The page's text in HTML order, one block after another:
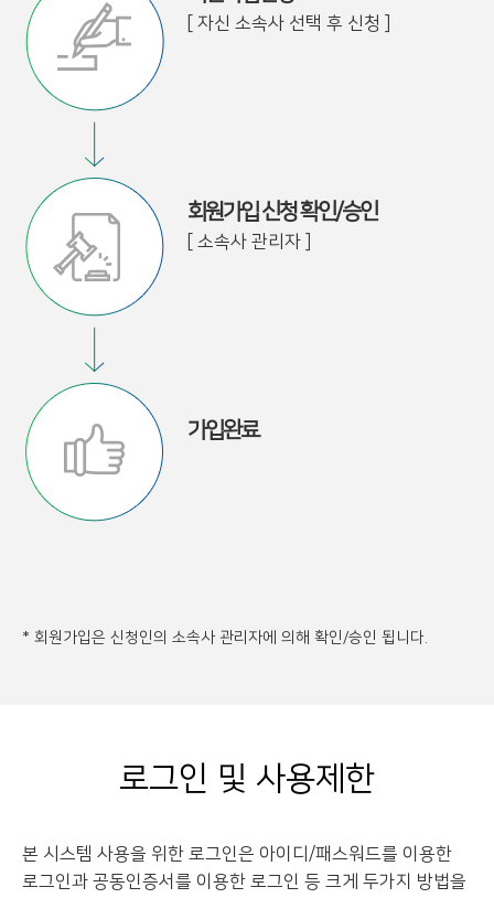
[ 자신 소속사 선택 후 신청 ]
회원가입 신청 확인/승인
[ 소속사 관리자 ]
가입완료
* 회원가입은 신청인의 소속사 관리자에 의해 확인/승인 됩니다.
로그인 및 사용제한
본 시스템 사용을 위한 로그인은 아이디/패스워드를 이용한
로그인과 공동인증서를 이용한 로그인 등 크게 두가지 방법을